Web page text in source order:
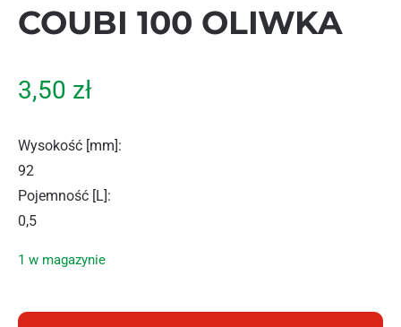
COUBI 100 OLIWKA
3,50 zł
Wysokość [mm]:
92
Pojemność [L]:
0,5
1 w magazynie